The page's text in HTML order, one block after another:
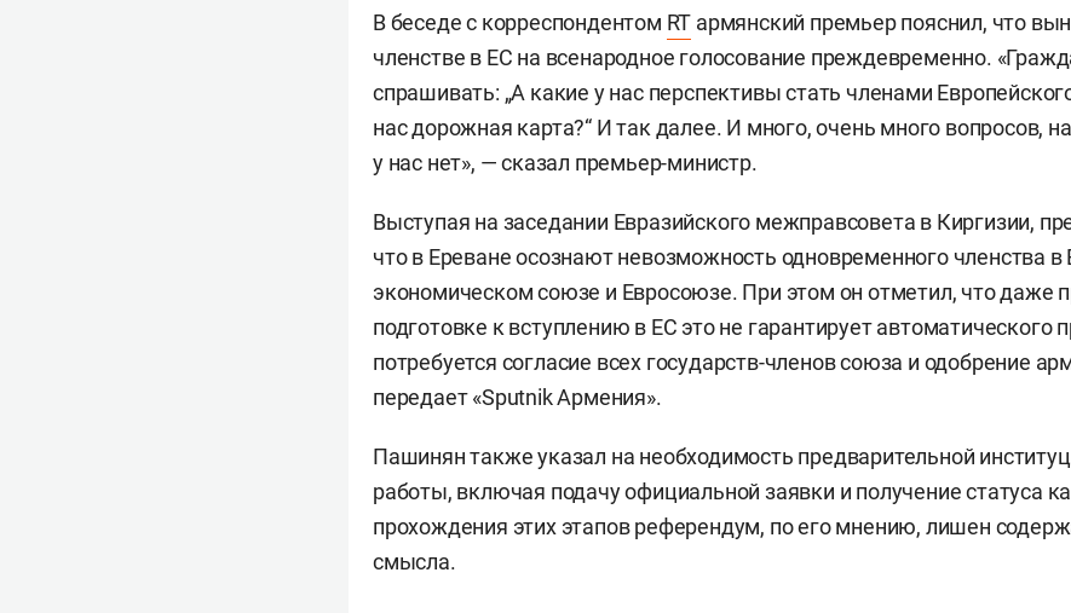
В беседе с корреспондентом RT армянский премьер пояснил, что
членстве в ЕС на всенародное голосование преждевременно.
спрашивать: „А какие у нас перспективы стать членами
нас дорожная карта?“ И так далее. И много, очень много вопросов,
у нас нет», — сказал премьер-министр.
Выступая на заседании Евразийского межправсовета в Киргизии,
что в Ереване осознают невозможность одновременного членства в
экономическом союзе и Евросоюзе. При этом он отметил, что даже
подготовке к вступлению в ЕС это не гарантирует автоматического
потребуется согласие всех государств-членов союза и одобрение
передает «Sputnik Армения».
Пашинян также указал на необходимость предварительной
работы, включая подачу официальной заявки и получение статуса
прохождения этих этапов референдум, по его мнению, лишен
смысла.